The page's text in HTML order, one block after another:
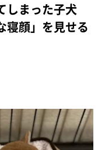
しまった子犬
寝顔」を見せる